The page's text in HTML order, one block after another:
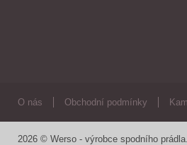
O nás Obchodní podmínky
2026 © Werso - výrobce spodního